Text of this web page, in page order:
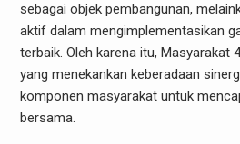
sebagai objek pembangunan,
aktif dalam mengimplementasikan
terbaik. Oleh karena itu, Masyarakat
yang menekankan keberadaan
komponen masyarakat untuk
bersama.